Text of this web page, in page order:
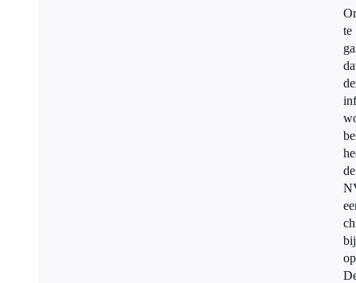
te
de